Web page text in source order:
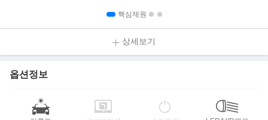
핵심제원
상세보기
옵션정보